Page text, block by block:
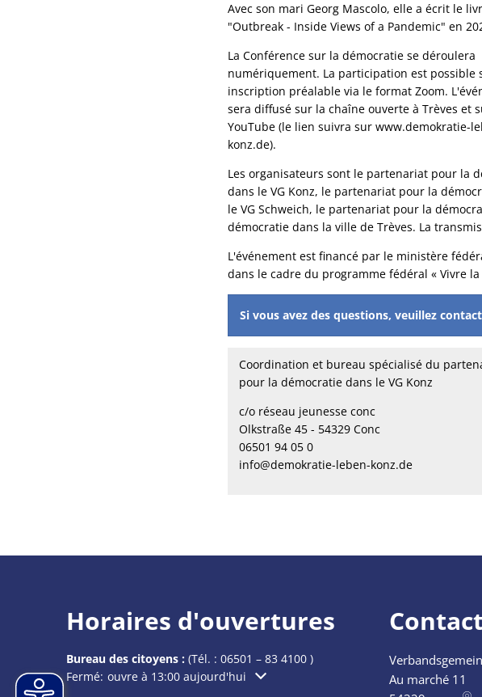
Avec son mari Georg Mascolo, elle a écrit le
"Outbreak - Inside Views of a Pandemic" en
La Conférence sur la démocratie se déroulera
numériquement. La participation est possible
inscription préalable via le format Zoom.
sera diffusé sur la chaîne ouverte à Trèves et
YouTube (le lien suivra sur www.demokratie-
konz.de).
Les organisateurs sont le partenariat pour la
dans le VG Konz, le partenariat pour la
le VG Schweich, le partenariat pour la
démocratie dans la ville de Trèves. La
L'événement est financé par le ministère
dans le cadre du programme fédéral « Vivre
Si vous avez des questions, veuillez
Coordination et bureau spécialisé du
pour la démocratie dans le VG Konz
c/o réseau jeunesse conc
Olkstraße 45 - 54329 Conc
06501 94 05 0
info@demokratie-leben-konz.de
Horaires d'ouvertures
Bureau des citoyens : (Tél. : 06501 – 83 4100 )
Cliquez pour masquer les heures d'ouverture ou de fermeture
Fermé: ouvre à 13:00 aujourd'hui
Contact
Au marché 11